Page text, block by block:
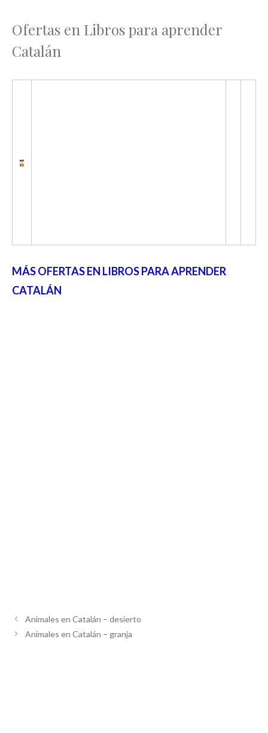
Ofertas en Libros para aprender
Catalán
MÁS OFERTAS EN LIBROS PARA APRENDER
CATALÁN
Animales en Catalán – desierto
Animales en Catalán – granja